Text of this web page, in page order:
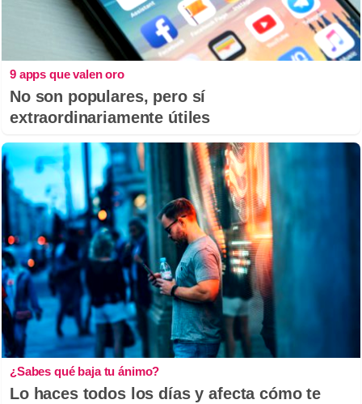
9 apps que valen oro
No son populares, pero sí
extraordinariamente útiles
¿Sabes qué baja tu ánimo?
Lo haces todos los días y afecta cómo te